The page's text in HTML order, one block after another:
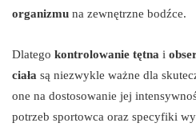
organizmu na zewnętrzne bodźce.
Dlatego kontrolowanie tętna i
ciała są niezwykle ważne dla
one na dostosowanie jej
potrzeb sportowca oraz specyfiki